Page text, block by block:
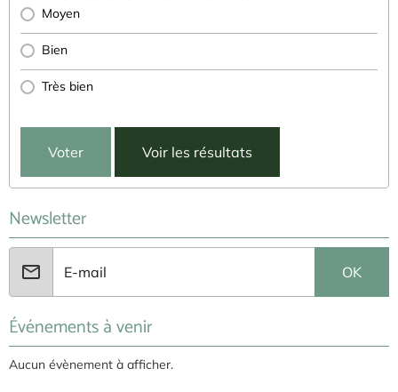
Moyen
Bien
Très bien
Voter Voir les résultats
Newsletter
OK
Événements à venir
Aucun évènement à afficher.